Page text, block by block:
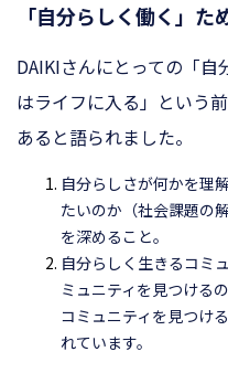
「自分らしく働く」
DAIKIさんにとっての「
はライフに入る」という
あると語られました。
自分らしさが何かを理
たいのか（社会課題の
を深めること。
自分らしく生きるコミ
ミュニティを見つける
コミュニティを見つけ
れています。